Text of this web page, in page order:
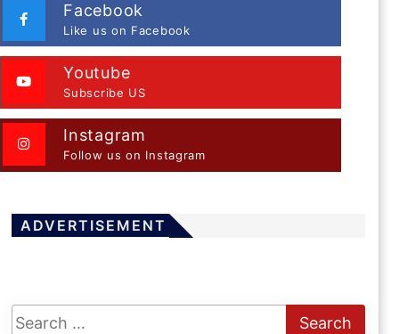
Facebook
Like us on Facebook
Youtube
Subscribe US
Instagram
Follow us on Instagram
ADVERTISEMENT